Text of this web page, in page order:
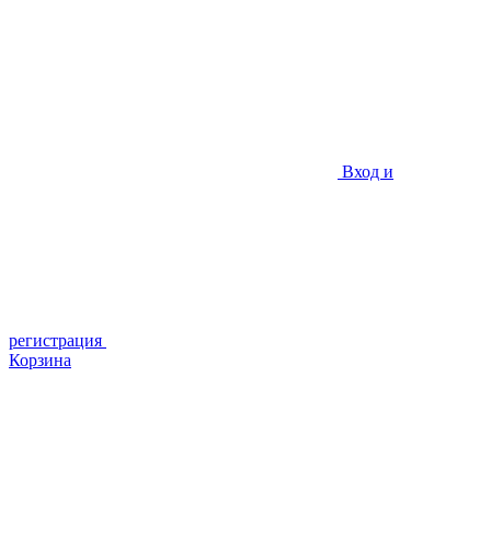
Вход и
регистрация
Корзина